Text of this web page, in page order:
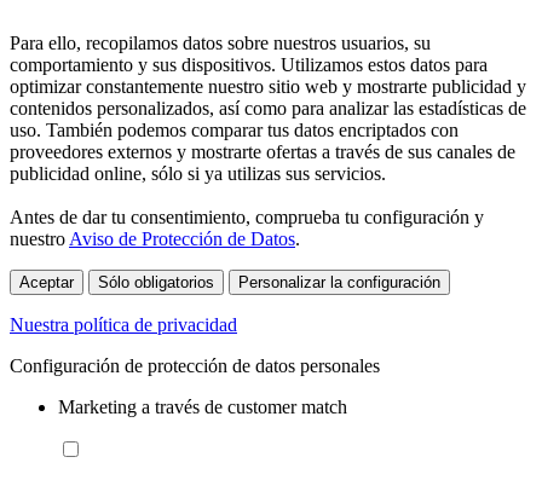
Para ello, recopilamos datos sobre nuestros usuarios, su
comportamiento y sus dispositivos. Utilizamos estos datos para
optimizar constantemente nuestro sitio web y mostrarte publicidad y
contenidos personalizados, así como para analizar las estadísticas de
uso. También podemos comparar tus datos encriptados con
proveedores externos y mostrarte ofertas a través de sus canales de
publicidad online, sólo si ya utilizas sus servicios.
Antes de dar tu consentimiento, comprueba tu configuración y
nuestro Aviso de Protección de Datos.
Aceptar Sólo obligatorios Personalizar la configuración
Nuestra política de privacidad
Configuración de protección de datos personales
Marketing a través de customer match